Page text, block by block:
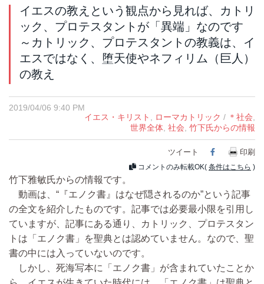
イエスの教えという観点から見れば、カトリ
ック、プロテスタントが「異端」なのです
～カトリック、プロテスタントの教義は、イ
エスではなく、堕天使やネフィリム（巨人）
の教え
2019/04/06 9:40 PM
イエス・キリスト , ローマカトリック / ＊社会,
世界全体, 社会, 竹下氏からの情報
ツイート Facebook
印刷
コメントのみ転載OK( 条件はこちら )
竹下雅敏氏からの情報です。
動画は、“『エノク書』はなぜ隠されるのか”という記事
の全文を紹介したものです。記事では必要最小限を引用し
ていますが、記事にある通り、カトリック、プロテスタン
トは「エノク書」を聖典とは認めていません。なので、聖
書の中には入っていないのです。
しかし、死海写本に「エノク書」が含まれていたことか